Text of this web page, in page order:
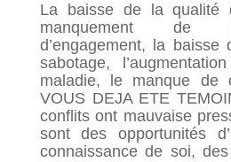
La baisse de la qualité
manquement de
d’engagement, la baisse
sabotage,
maladie, le manque de
VOUS DEJA ETE
conflits ont mauvaise
sont des opportunités
connaissance de soi,